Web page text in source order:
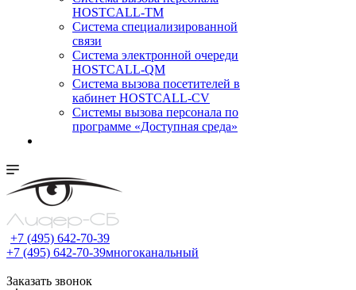
HOSTCALL-TM
Система специализированной
связи
Система электронной очереди
HOSTCALL-QM
Cистема вызова посетителей в
кабинет HOSTCALL-CV
Системы вызова персонала по
программе «Доступная среда»
+7 (495) 642-70-39
+7 (495) 642-70-39многоканальный
Заказать звонок